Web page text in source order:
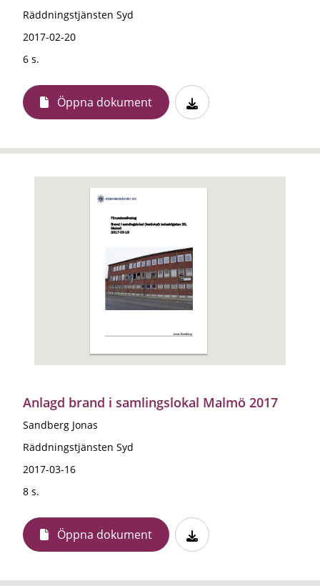
Räddningstjänsten Syd
2017-02-20
6 s.
Öppna dokument
Anlagd brand i samlingslokal Malmö 2017
Sandberg Jonas
Räddningstjänsten Syd
2017-03-16
8 s.
Öppna dokument